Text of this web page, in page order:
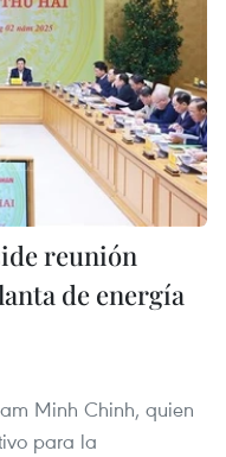
reunión
de energía
Minh Chinh, quien
para la